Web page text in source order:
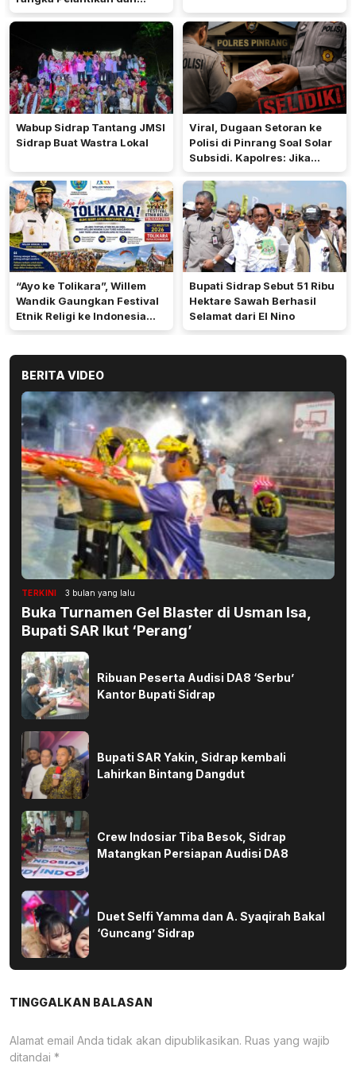
Rakerda 2026
Wabup Sidrap Tantang JMSI
Sidrap Buat Wastra Lokal
Viral, Dugaan Setoran ke
Polisi di Pinrang Soal Solar
Subsidi. Kapolres: Jika
Terbukti Akan Diproses
“Ayo ke Tolikara”, Willem
Wandik Gaungkan Festival
Etnik Religi ke Indonesia
dan Dunia
Bupati Sidrap Sebut 51 Ribu
Hektare Sawah Berhasil
Selamat dari El Nino
BERITA VIDEO
TERKINI 3 bulan yang lalu
Buka Turnamen Gel Blaster di Usman Isa,
Bupati SAR Ikut ‘Perang’
Ribuan Peserta Audisi DA8 ‘Serbu’
Kantor Bupati Sidrap
Bupati SAR Yakin, Sidrap kembali
Lahirkan Bintang Dangdut
Crew Indosiar Tiba Besok, Sidrap
Matangkan Persiapan Audisi DA8
Duet Selfi Yamma dan A. Syaqirah Bakal
‘Guncang’ Sidrap
TINGGALKAN BALASAN
Alamat email Anda tidak akan dipublikasikan. Ruas yang wajib
ditandai *